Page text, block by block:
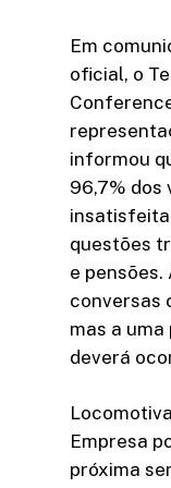
Em
oficial, o
informou
96,7% dos
insatisfeita
questões
e
conversas
mas a
deverá
Empresa
próxima